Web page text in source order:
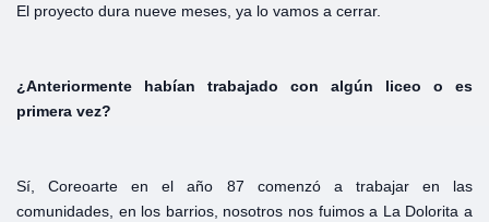
El proyecto dura nueve meses, ya lo vamos a cerrar.
¿Anteriormente habían trabajado con algún liceo o
es
primera vez?
Sí, Coreoarte en el año 87 comenzó a trabajar en las
comunidades, en los barrios, nosotros nos fuimos a La Dolorita a